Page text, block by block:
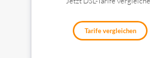
Tarife vergleichen